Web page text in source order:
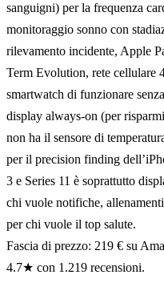
sanguigni) per la frequenza
monitoraggio sonno con
rilevamento incidente, Apple
Term Evolution, rete cellulare
smartwatch di funzionare
display always-on (per
non ha il sensore di
per il precision finding
3 e Series 11 è soprattutto
chi vuole notifiche,
per chi vuole il top salute.
Fascia di prezzo: 219 € su
4.7★ con 1.219 recensioni.